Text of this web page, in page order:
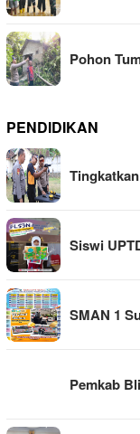
Pohon
PENDIDIKAN
Siswi
SMAN 1
Pemkab